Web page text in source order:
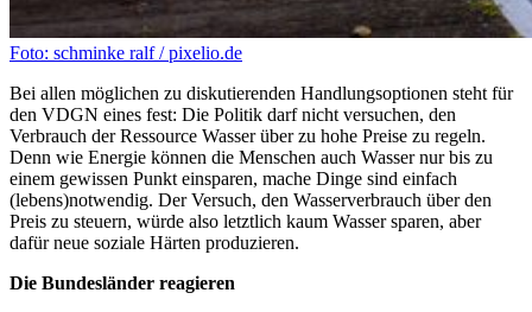
Foto: schminke ralf / pixelio.de
Bei allen möglichen zu diskutierenden Handlungsoptionen steht für
den VDGN eines fest: Die Politik darf nicht versuchen, den
Verbrauch der Ressource Wasser über zu hohe Preise zu regeln.
Denn wie Energie können die Menschen auch Wasser nur bis zu
einem gewissen Punkt einsparen, mache Dinge sind einfach
(lebens)notwendig. Der Versuch, den Wasserverbrauch über den
Preis zu steuern, würde also letztlich kaum Wasser sparen, aber
dafür neue soziale Härten produzieren.
Die Bundesländer reagieren